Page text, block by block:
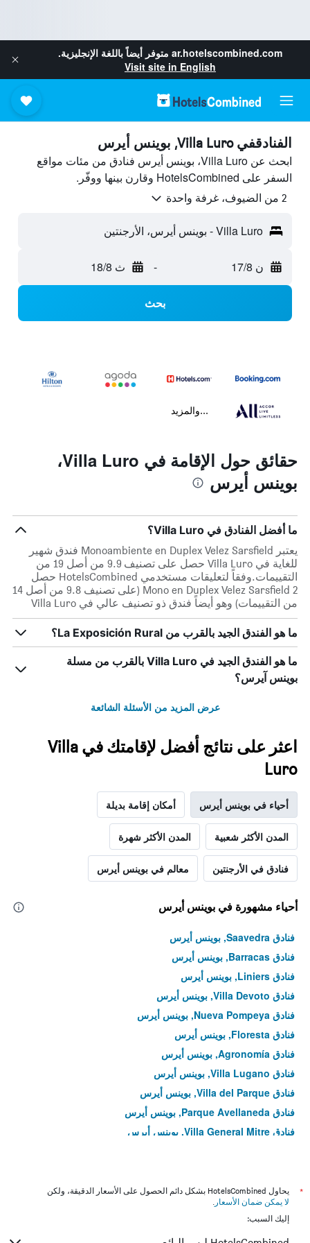
ar.hotelscombined.com متوفر أيضاً باللغة الإنجليزية.
Visit site in English
الفنادقفي Villa Luro, بوينس أيرس
ابحث عن Villa Luro، بوينس أيرس فنادق من مئات مواقع
السفر على HotelsCombined وقارن بينها ووفّر.
2 من الضيوف، غرفة واحدة
Villa Luro - بوينس أيرس، الأرجنتين
ن 17/8 - ث 18/8
بحث
...والمزيد
حقائق حول الإقامة في Villa Luro،
بوينس أيرس
ما أفضل الفنادق في Villa Luro؟
يعتبر Monoambiente en Duplex Velez Sarsfield فندق شهير
للغاية في Villa Luro حصل على تصنيف 9.9 من أصل 19 من
التقييمات.وفقاً لتعليقات مستخدمي HotelsCombined حصل
Mono en Duplex Velez Sarsfield 2 (على تصنيف 9.8 من أصل 14
من التقييمات) وهو أيضاً فندق ذو تصنيف عالي في Villa Luro
ما هو الفندق الجيد بالقرب من La Exposición Rural؟
ما هو الفندق الجيد في Villa Luro بالقرب من مسلة
بوينس آيرس؟
عرض المزيد من الأسئلة الشائعة
اعثر على نتائج أفضل لإقامتك في Villa
Luro
أحياء في بوينس أيرس أمكان إقامة بديلة
المدن الأكثر شعبية المدن الأكثر شهرة
فنادق في الأرجنتين معالم في بوينس أيرس
أحياء مشهورة في بوينس أيرس
فنادق Saavedra, بوينس أيرس
فنادق Barracas, بوينس أيرس
فنادق Liniers, بوينس أيرس
فنادق Villa Devoto, بوينس أيرس
فنادق Nueva Pompeya, بوينس أيرس
فنادق Floresta, بوينس أيرس
فنادق Agronomía, بوينس أيرس
فنادق Villa Lugano, بوينس أيرس
فنادق Villa del Parque, بوينس أيرس
فنادق Parque Avellaneda, بوينس أيرس
فنادق Villa General Mitre, بوينس أيرس
فنادق Boedo, بوينس أيرس
فنادق Parque Chacabuco, بوينس أيرس
*
يحاول HotelsCombined بشكل دائم الحصول على الأسعار الدقيقة، ولكن
لا يمكن ضمان الأسعار .
إليك السبب: